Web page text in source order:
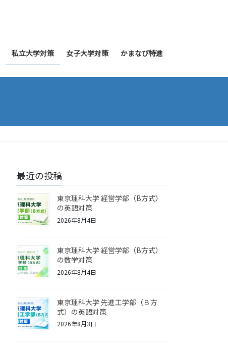
私立大学対策 女子大学対策 かまなび特進
最近の投稿
東京理科大学 経営学部（B方式）
の英語対策
2026年8月4日
東京理科大学 経営学部（B方式）
の数学対策
2026年8月4日
東京理科大学 先進工学部（Ｂ方
式）の英語対策
2026年8月3日